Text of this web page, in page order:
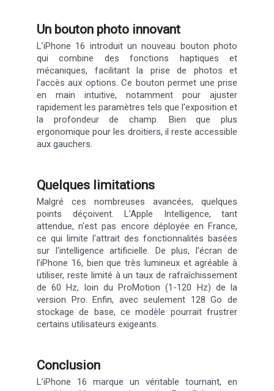
Un bouton photo innovant
L’iPhone 16 introduit un nouveau bouton photo
qui combine des fonctions haptiques et
mécaniques, facilitant la prise de photos et
l'accès aux options. Ce bouton permet une prise
en main intuitive, notamment pour ajuster
rapidement les paramètres tels que l'exposition et
la profondeur de champ. Bien que plus
ergonomique pour les droitiers, il reste accessible
aux gauchers.
Quelques limitations
Malgré ces nombreuses avancées, quelques
points déçoivent. L’Apple Intelligence, tant
attendue, n'est pas encore déployée en France,
ce qui limite l'attrait des fonctionnalités basées
sur l'intelligence artificielle. De plus, l'écran de
l’iPhone 16, bien que très lumineux et agréable à
utiliser, reste limité à un taux de rafraîchissement
de 60 Hz, loin du ProMotion (1-120 Hz) de la
version Pro. Enfin, avec seulement 128 Go de
stockage de base, ce modèle pourrait frustrer
certains utilisateurs exigeants.
Conclusion
L’iPhone 16 marque un véritable tournant, en